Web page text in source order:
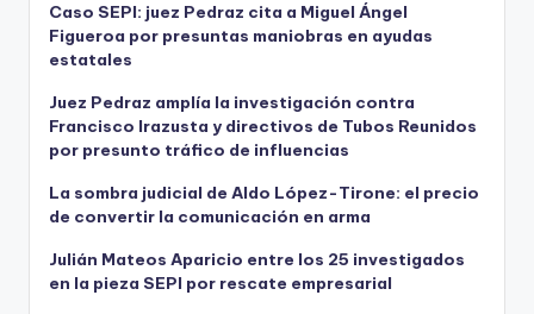
Caso SEPI: juez Pedraz cita a Miguel Ángel
Figueroa por presuntas maniobras en ayudas
estatales
Juez Pedraz amplía la investigación contra
Francisco Irazusta y directivos de Tubos Reunidos
por presunto tráfico de influencias
La sombra judicial de Aldo López-Tirone: el precio
de convertir la comunicación en arma
Julián Mateos Aparicio entre los 25 investigados
en la pieza SEPI por rescate empresarial